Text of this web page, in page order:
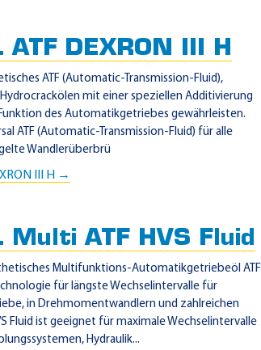
ATF DEXRON III H
ATF (Automatic-Transmission-Fluid),
mit einer speziellen Additivierung
des Automatikgetriebes gewährleisten.
ATF (Automatic-Transmission-Fluid) für alle
Wandlerüberbrü
III H →
Multi ATF HVS Fluid
Multifunktions-Automatikgetriebeöl ATF
für längste Wechselintervalle für
in Drehmomentwandlern und zahlreichen
Fluid ist geeignet für maximale Wechselintervalle
Hydraulik...